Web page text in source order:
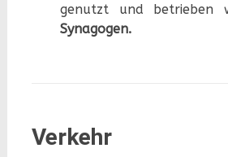
genutzt und betrieben
Synagogen.
Verkehr